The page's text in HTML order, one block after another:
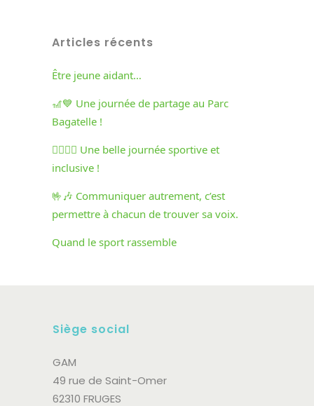
Articles récents
Être jeune aidant…
🎢💙 Une journée de partage au Parc
Bagatelle !
🏃‍♀️🏃‍♂️ Une belle journée sportive et
inclusive !
🤟🎶 Communiquer autrement, c’est
permettre à chacun de trouver sa voix.
Quand le sport rassemble
Siège social
GAM
49 rue de Saint-Omer
62310 FRUGES